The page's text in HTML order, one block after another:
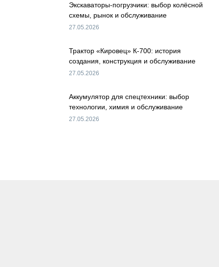
Экскаваторы-погрузчики: выбор колёсной
схемы, рынок и обслуживание
27.05.2026
Трактор «Кировец» К-700: история
создания, конструкция и обслуживание
27.05.2026
Аккумулятор для спецтехники: выбор
технологии, химия и обслуживание
27.05.2026